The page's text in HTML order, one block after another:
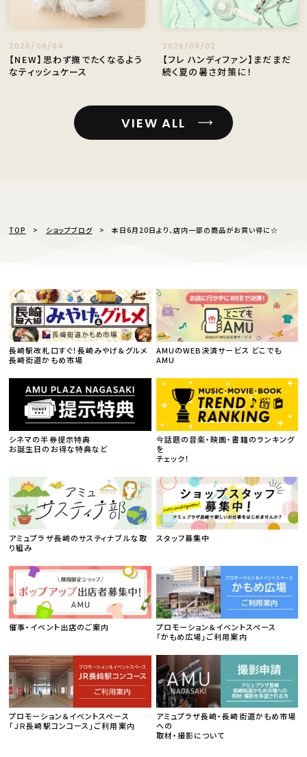
2026/08/04
【NEW】思わず撫でたくなるよう
なティッシュケース
2026/08/02
【フレ ハンディファン】まだまだ
続く夏の暑さ対策に！
VIEW ALL
TOP ショップブログ 本日6月20日より、店内一部の商品がお買い得に☆
長崎駅改札口すぐ！長崎みやげ＆グルメ
長崎街道かもめ市場
AMUのWEB決済サービス どこでも
AMU
シネマの半券提示特典
お誕生日のお得な特典など
今話題の音楽・映画・書籍のランキング
を
チェック！
アミュプラザ長崎のサスティナブルな取
り組み
スタッフ募集中
催事・イベント出店のご案内
プロモーション＆イベントスペース
「かもめ広場」ご利用案内
プロモーション＆イベントスペース
「ＪＲ長崎駅コンコース」ご利用案内
アミュプラザ長崎・長崎街道かもめ市場
への
取材・撮影について